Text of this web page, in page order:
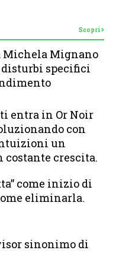
Scopri
Michela Mignano
specifici
entra in Or Noir
con
un
costante crescita.
come inizio di
eliminarla.
sinonimo di